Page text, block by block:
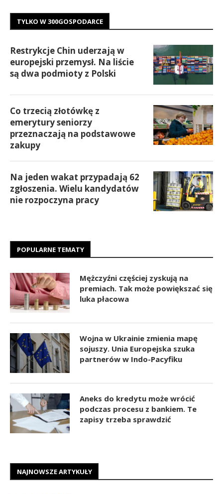
TYLKO W 300GOSPODARCE
Restrykcje Chin uderzają w
europejski przemysł. Na liście
są dwa podmioty z Polski
Co trzecią złotówkę z
emerytury seniorzy
przeznaczają na podstawowe
zakupy
Na jeden wakat przypadają 62
zgłoszenia. Wielu kandydatów
nie rozpoczyna pracy
POPULARNE TEMATY
Mężczyźni częściej zyskują na
premiach. Tak może powiększać się
luka płacowa
Wojna w Ukrainie zmienia mapę
sojuszy. Unia Europejska szuka
partnerów w Indo-Pacyfiku
Aneks do kredytu może wrócić
podczas procesu z bankiem. Te
zapisy trzeba sprawdzić
NAJNOWSZE ARTYKUŁY